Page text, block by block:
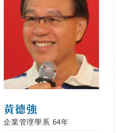
黃德強
企業管理學系 64年